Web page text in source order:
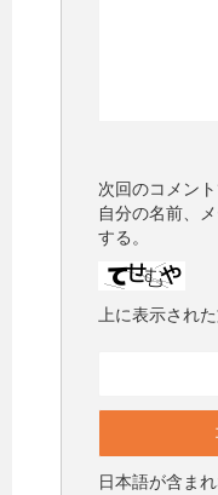
次回のコメン
自分の名前、
する。
上に表示され
日本語が含ま